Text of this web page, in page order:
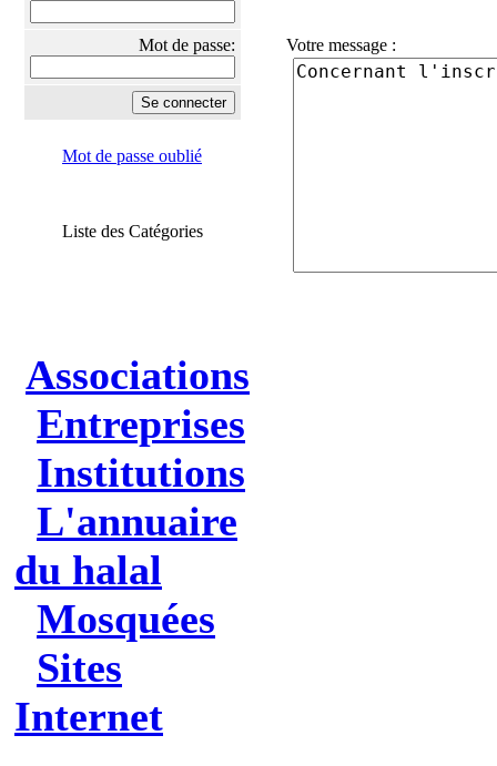
Mot de passe:
Mot de passe oublié
Liste des Catégories
Associations
Entreprises
Institutions
L'annuaire
du halal
Mosquées
Sites
Internet
Votre message :